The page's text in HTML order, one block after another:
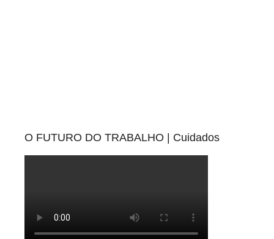
O FUTURO DO TRABALHO | Cuidados